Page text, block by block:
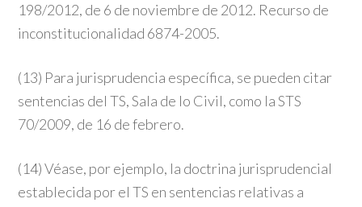
198/2012, de 6 de noviembre de 2012. Recurso de
inconstitucionalidad 6874-2005.
(13) Para jurisprudencia específica, se pueden citar
sentencias del TS, Sala de lo Civil, como la STS
70/2009, de 16 de febrero.
(14) Véase, por ejemplo, la doctrina jurisprudencial
establecida por el TS en sentencias relativas a